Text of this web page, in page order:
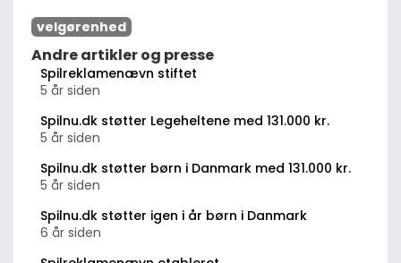
velgørenhed
Andre artikler og presse
Spilreklamenævn stiftet
5 år siden
Spilnu.dk støtter Legeheltene med 131.000 kr.
5 år siden
Spilnu.dk støtter børn i Danmark med 131.000 kr.
5 år siden
Spilnu.dk støtter igen i år børn i Danmark
6 år siden